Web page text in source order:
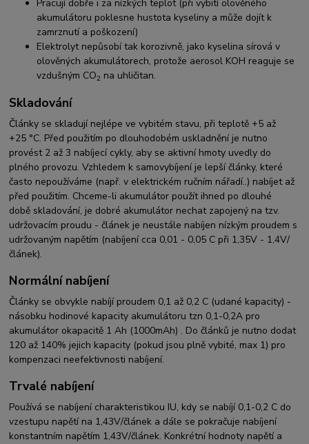
Pracují dobře i za nízkých teplot (při vybití olověného
akumulátoru poklesne hustota kyseliny a může dojít k
zamrznutí a poškození)
Elektrolyt nepůsobí tak korozivně, jako kyselina sírová v
olověných akumulátorech, protože aerosol KOH reaguje se
vzdušným CO2 na uhličitan.
Skladování
Články se skladují nejlépe ve vybitém stavu, při teplotě +5 až
+25 °C. Před použitím po dlouhodobém uskladnění je nutno
provést 2 až 3 nabíjecí cykly, aby se aktivní hmoty uvedly do
plného provozu. Vzhledem k samovybíjení je lepší články, které
často nepoužíváme (např. v elektrickém ručním nářadí..) nabíjet až
před použitím. Chceme-li akumulátor použít ihned po dlouhé
době skladování, je dobré akumulátor nechat zapojený na tzv.
udržovacím proudu - článek je neustále nabíjen nízkým proudem s
udržovaným napětím (nabíjení cca 0,01 - 0,05 C při 1,35V - 1,4V/
článek).
Normální nabíjení
Články se obvykle nabíjí proudem 0,1 až 0,2 C (udané kapacity) -
násobku hodinové kapacity akumulátoru tzn 0,1-0,2A pro
akumulátor okapacitě 1 Ah (1000mAh) . Do článků je nutno dodat
120 až 140% jejich kapacity (pokud jsou plně vybité, max 1) pro
kompenzaci neefektivnosti nabíjení.
Trvalé nabíjení
Používá se nabíjení charakteristikou IU, kdy se nabíjí 0,1-0,2 C do
vzestupu napětí na 1,43V/článek a dále se pokračuje nabíjení
konstantním napětím 1,43V/článek. Konkrétní hodnoty napětí a